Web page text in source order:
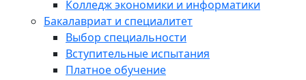
Колледж экономики и информатики
Бакалавриат и специалитет
Выбор специальности
Вступительные испытания
Платное обучение